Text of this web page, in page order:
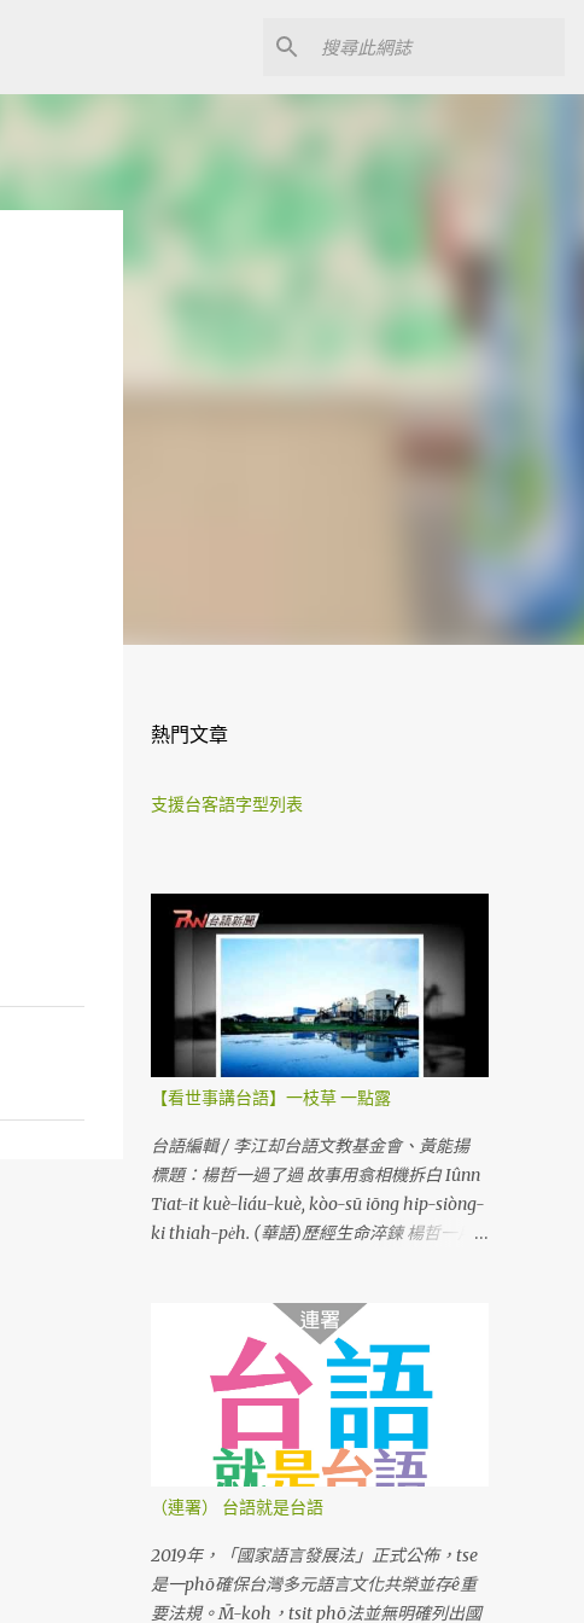
熱門文章
支援台客語字型列表
【看世事講台語】一枝草 一點露
台語編輯 / 李江却台語文教基金會、黃能揚
標題：楊哲一過了過 故事用翕相機拆白 Iûnn
Tiat-it kuè-liáu-kuè, kòo-sū iōng hip-siòng-
ki thiah-pe̍h. (華語)歷經生命淬鍊 楊哲一用
（連署） 台語就是台語
2019年，「國家語言發展法」正式公佈，tse
是一phō確保台灣多元語言文化共榮並存ê重
要法規。M̄-koh，tsit phō法並無明確列出國